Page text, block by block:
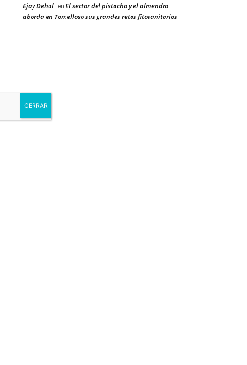
Ejay Dehal en El sector del pistacho y el almendro
aborda en Tomelloso sus grandes retos fitosanitarios